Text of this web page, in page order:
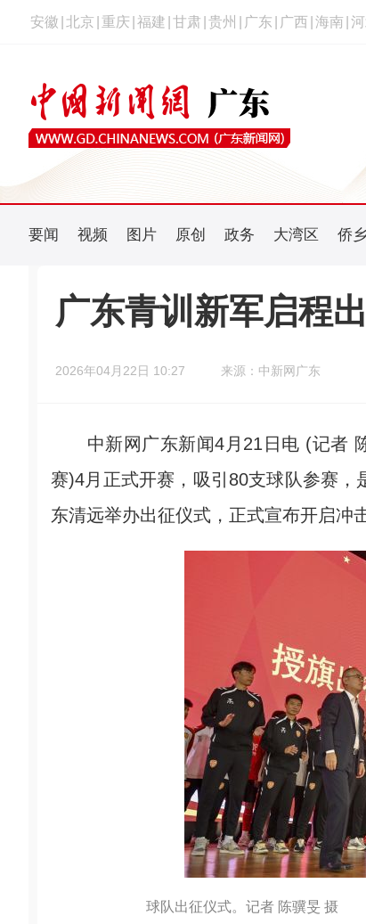
安徽 北京 重庆 福建 甘肃 贵州 广东 广西 海南
要闻 视频 图片 原创 政务 大湾区 侨
广东青训新军启程
2026年04月22日 10:27 来源：中新网广东
中新网广东新闻4月21日电 (记者 陈
赛)4月正式开赛，吸引80支球队参赛
东清远举办出征仪式，正式宣布开启冲
球队出征仪式。记者 陈骥旻 摄